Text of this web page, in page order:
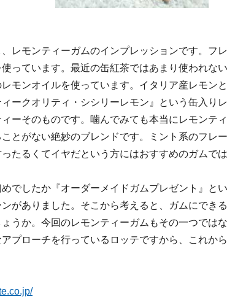
レモンティーガムのインプレッションです。フ
っています。最近の缶紅茶ではあまり使われな
モンオイルを使っています。イタリア産レモン
ークオリティ・シシリーレモン』という缶入り
ーそのものです。噛んでみても本当にレモンテ
とがない絶妙のブレンドです。ミント系のフレ
たるくてイヤだという方にはおすすめのガムで
でしたか『オーダーメイドガムプレゼント』と
がありました。そこから考えると、ガムにでき
うか。今回のレモンティーガムもその一つでは
プローチを行っているロッテですから、これか